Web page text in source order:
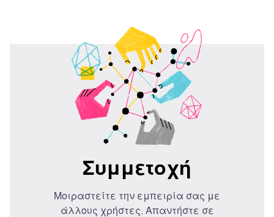
Συμμετοχή
Μοιραστείτε την εμπειρία σας με
άλλους χρήστες. Απαντήστε σε